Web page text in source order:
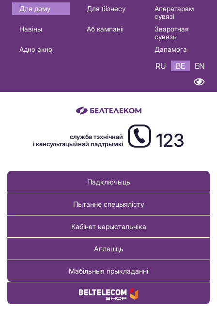
Основная
навигация
Для дому Для бізнесу
Аператарам
сувязі
Навіны
Аб кампаніі
Зваротная
сувязь
Адно акно
Дапамога
RU BE EN
служба тэхнічнай
і кансультацыйнай падтрымкі
123
Падключыць
Пытанне спецыялісту
Кабінет карыстальніка
Аплаціць
Мабільныя прыкладанні
Купіць тавар